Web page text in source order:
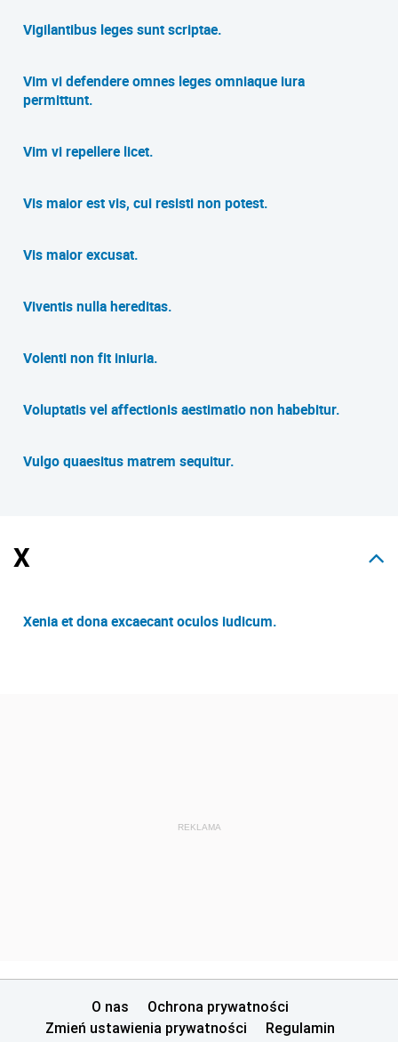
Vigilantibus leges sunt scriptae.
Vim vi defendere omnes leges omniaque iura
permittunt.
Vim vi repellere licet.
Vis maior est vis, cui resisti non potest.
Vis maior excusat.
Viventis nulla hereditas.
Volenti non fit iniuria.
Voluptatis vel affectionis aestimatio non habebitur.
Vulgo quaesitus matrem sequitur.
X
Xenia et dona excaecant oculos iudicum.
REKLAMA
O nas
Ochrona prywatności
Zmień ustawienia prywatności
Regulamin